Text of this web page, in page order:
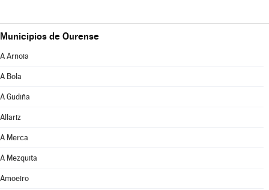
Municipios de Ourense
A Arnoia
A Bola
A Gudiña
Allariz
A Merca
A Mezquita
Amoeiro